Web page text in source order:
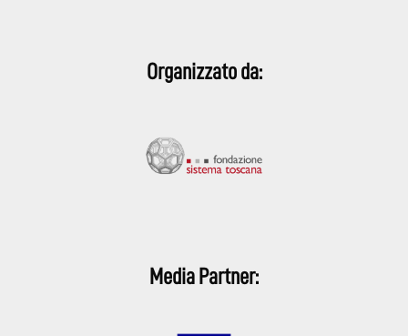
Organizzato da:
Media Partner: